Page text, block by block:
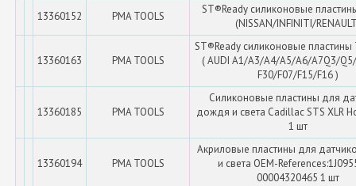
13360152 PMA TOOLS
ST®Ready силиконовые
(NISSAN/INFINITI/
13360163 PMA TOOLS
ST®Ready силиконовые
( AUDI A1/A3/A4/A5/A6/A7Q3/
F30/F07/F15/F16 )
13360185 PMA TOOLS
Силиконовые пластины для
дождя и света Cadillac STS XLR
1 шт
13360194 PMA TOOLS
Акриловые пластины для
и света OEM-
00004320465 1 шт